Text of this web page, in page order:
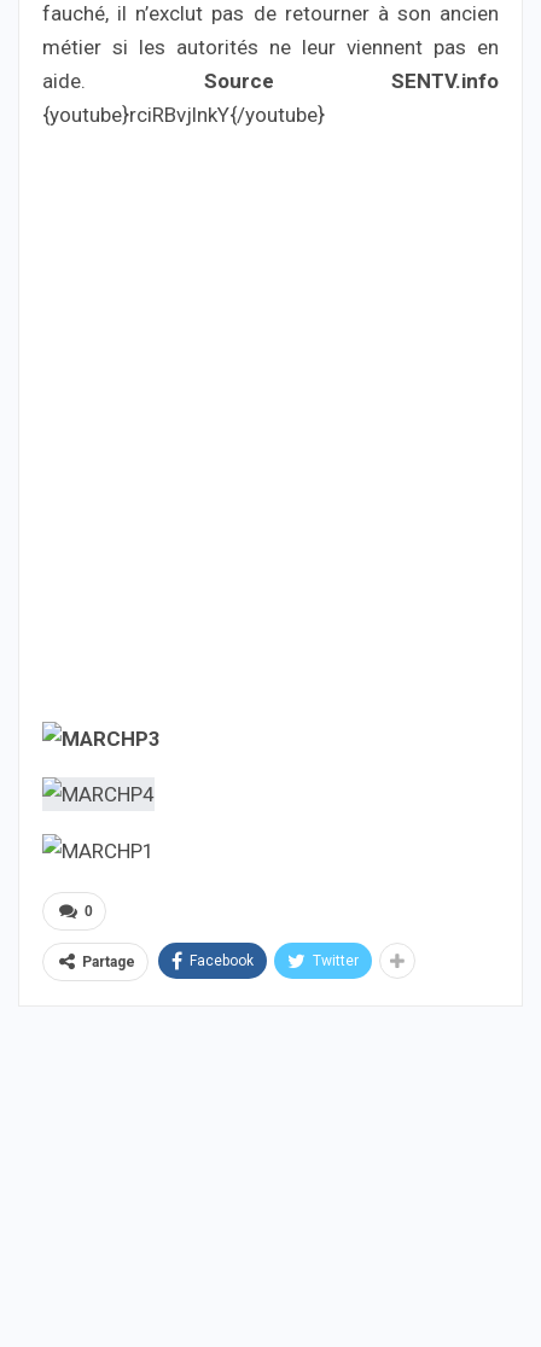
fauché, il n’exclut pas de retourner à son ancien
métier si les autorités ne leur viennent pas en
aide. Source SENTV.info
{youtube}rciRBvjlnkY{/youtube}
0
Partage Facebook Twitter